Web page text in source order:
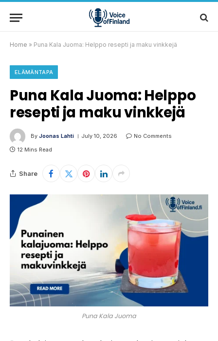
Home » Puna Kala Juoma: Helppo resepti ja maku vinkkejä
ELÄMÄNTAPA
Puna Kala Juoma: Helppo
resepti ja maku vinkkejä
By Joonas Lahti July 10, 2026
No Comments
12 Mins Read
Share
Puna Kala Juoma